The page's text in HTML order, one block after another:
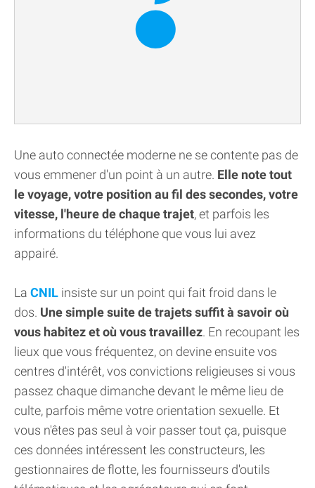
Une auto connectée moderne ne se contente pas de
vous emmener d'un point à un autre. Elle note tout
le voyage, votre position au fil des secondes, votre
vitesse, l'heure de chaque trajet, et parfois les
informations du téléphone que vous lui avez
appairé.
La CNIL insiste sur un point qui fait froid dans le
dos. Une simple suite de trajets suffit à savoir où
vous habitez et où vous travaillez. En recoupant les
lieux que vous fréquentez, on devine ensuite vos
centres d'intérêt, vos convictions religieuses si vous
passez chaque dimanche devant le même lieu de
culte, parfois même votre orientation sexuelle. Et
vous n'êtes pas seul à voir passer tout ça, puisque
ces données intéressent les constructeurs, les
gestionnaires de flotte, les fournisseurs d'outils